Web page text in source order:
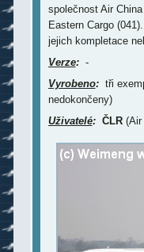
společnost Air
Eastern Cargo
jejich kompletace
Verze:-
Vyrobeno:tři
nedokončeny)
Uživatelé: ČLR(Air